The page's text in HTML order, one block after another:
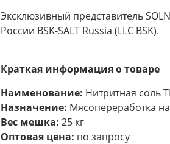
Эксклюзивный представитель
России BSK-SALT Russia (LLC BSK).
Краткая информация о товаре
Наименование: Нитритная соль
Назначение: Мясопереработка
Вес мешка: 25 кг
Оптовая цена: по запросу